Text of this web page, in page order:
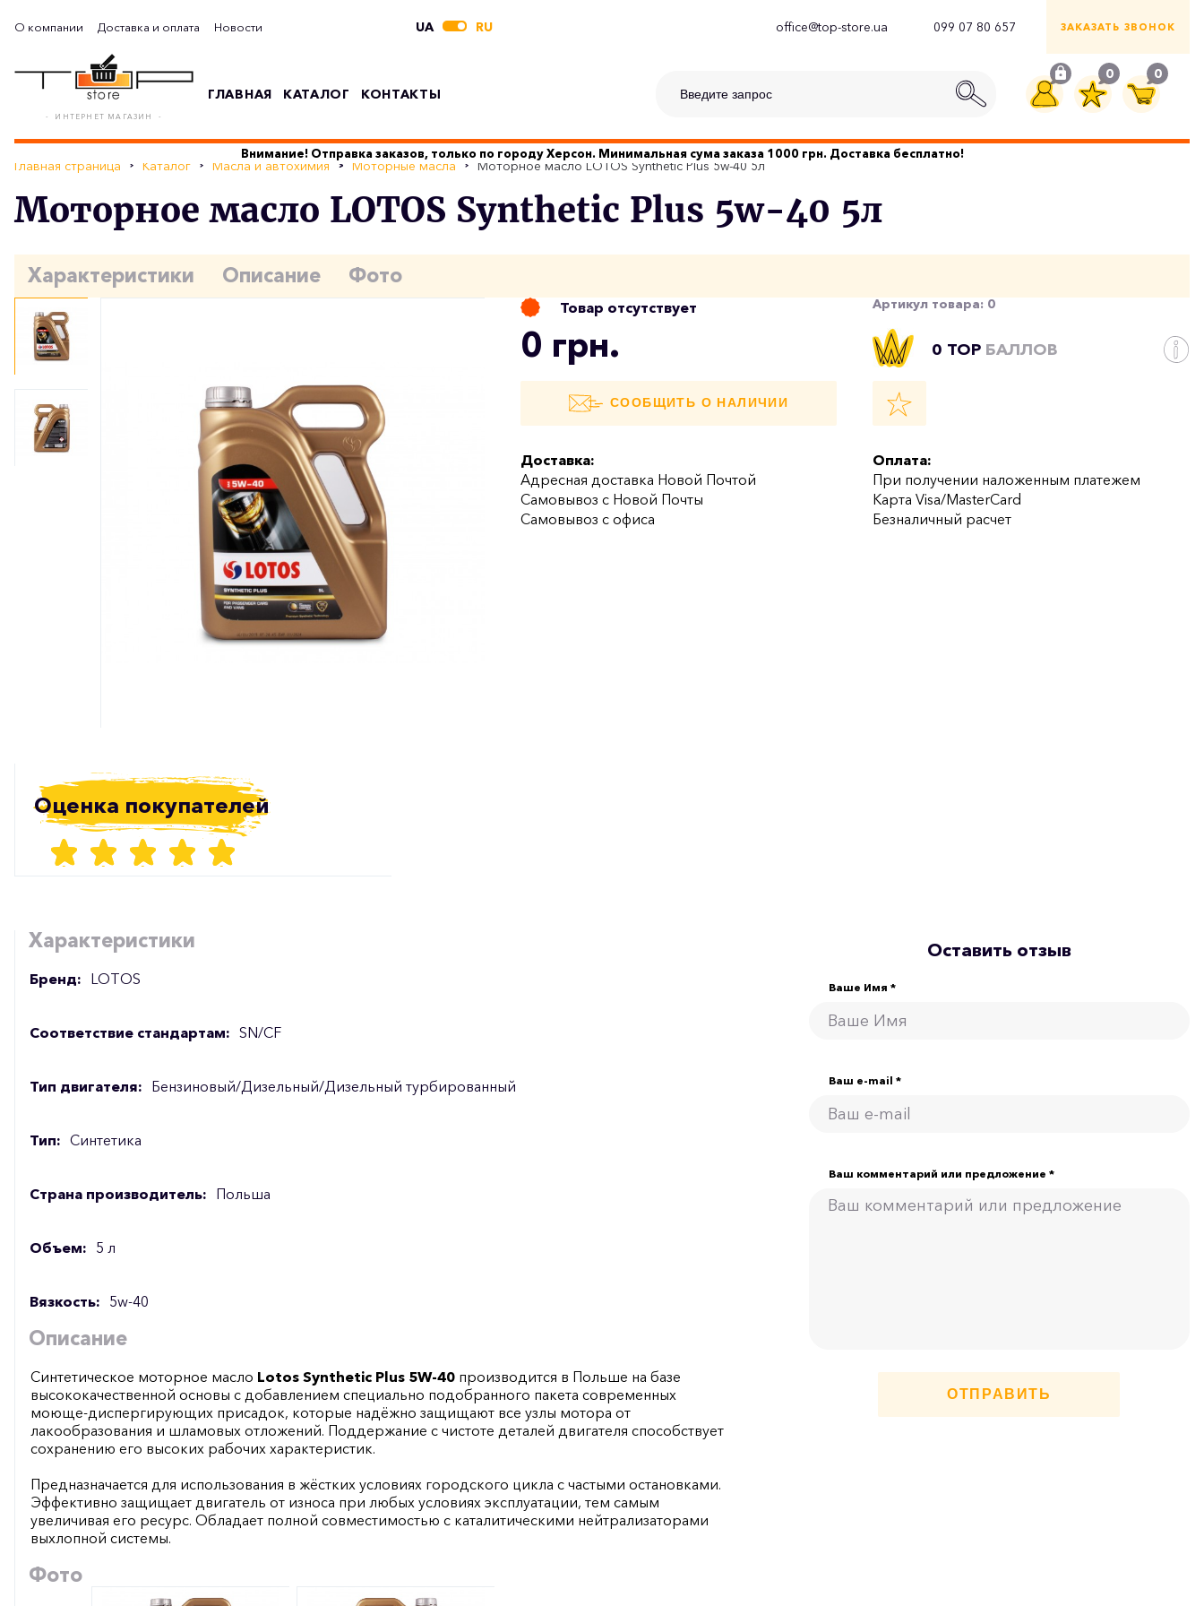
О компании Доставка и оплата Новости UA RU office@top-store.ua 099 07 80 657 ЗАКАЗАТЬ ЗВОНОК
- ИНТЕРНЕТ МАГАЗИН -
ГЛАВНАЯ КАТАЛОГ КОНТАКТЫ
0 0
Внимание! Отправка заказов, только по городу Херсон. Минимальная сума заказа 1000 грн. Доставка бесплатно!
Главная страница Каталог Масла и автохимия Моторные масла Моторное масло LOTOS Synthetic Plus 5w-40 5л
Моторное масло LOTOS Synthetic Plus 5w-40 5л
Характеристики Описание Фото
Товар отсутствует Артикул товара: 0
0 грн. 0 TOP БАЛЛОВ
СООБЩИТЬ О НАЛИЧИИ
Доставка:
Адресная доставка Новой Почтой
Самовывоз с Новой Почты
Самовывоз с офиса
Оплата:
При получении наложенным платежем
Карта Visa/MasterCard
Безналичный расчет
Оценка покупателей
Характеристики
Бренд: LOTOS
Соответствие стандартам: SN/CF
Тип двигателя: Бензиновый/Дизельный/Дизельный турбированный
Тип: Синтетика
Страна производитель: Польша
Объем: 5 л
Вязкость: 5w-40
Описание
Синтетическое моторное масло Lotos Synthetic Plus 5W-40 производится в Польше на базе
высококачественной основы с добавлением специально подобранного пакета современных
моюще-диспергирующих присадок, которые надёжно защищают все узлы мотора от
лакообразования и шламовых отложений. Поддержание с чистоте деталей двигателя способствует
сохранению его высоких рабочих характеристик.
Предназначается для использования в жёстких условиях городского цикла с частыми остановками.
Эффективно защищает двигатель от износа при любых условиях эксплуатации, тем самым
увеличивая его ресурс. Обладает полной совместимостью с каталитическими нейтрализаторами
выхлопной системы.
Фото
Оставить отзыв
Ваше Имя *
Ваш e-mail *
Ваш комментарий или предложение *
ОТПРАВИТЬ